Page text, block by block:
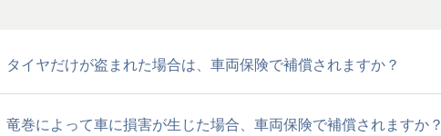
タイヤだけが盗まれた場合は、車両保険で補償されますか？
竜巻によって車に損害が生じた場合、車両保険で補償されますか？